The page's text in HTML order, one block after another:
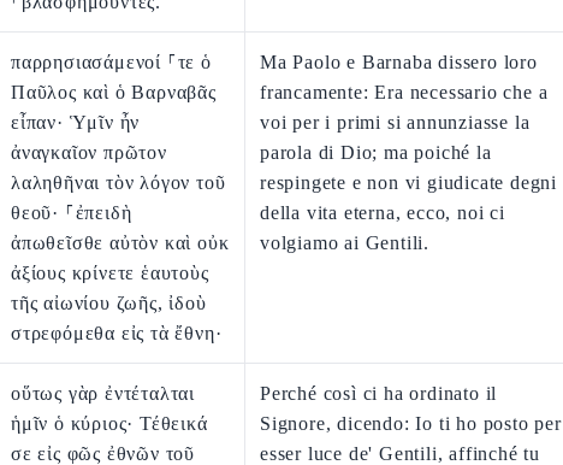
παρρησιασάμενοί ⸀τε ὁ
Παῦλος καὶ ὁ Βαρναβᾶς
εἶπαν· Ὑμῖν ἦν
ἀναγκαῖον πρῶτον
λαληθῆναι τὸν λόγον τοῦ
θεοῦ· ⸀ἐπειδὴ
ἀπωθεῖσθε αὐτὸν καὶ οὐκ
ἀξίους κρίνετε ἑαυτοὺς
τῆς αἰωνίου ζωῆς, ἰδοὺ
στρεφόμεθα εἰς τὰ ἔθνη·
Ma Paolo e Barnaba dissero loro
francamente: Era necessario che a
voi per i primi si annunziasse la
parola di Dio; ma poiché la
respingete e non vi giudicate degni
della vita eterna, ecco, noi ci
volgiamo ai Gentili.
οὕτως γὰρ ἐντέταλται
ἡμῖν ὁ κύριος· Τέθεικά
σε εἰς φῶς ἐθνῶν τοῦ
Perché così ci ha ordinato il
Signore, dicendo: Io ti ho posto per
esser luce de' Gentili, affinché tu